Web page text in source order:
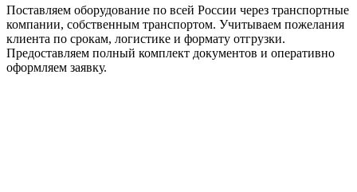
Поставляем оборудование по всей России через транспортные
компании, собственным транспортом. Учитываем пожелания
клиента по срокам, логистике и формату отгрузки.
Предоставляем полный комплект документов и оперативно
оформляем заявку.